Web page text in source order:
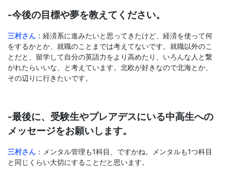
-今後の目標や夢を教えてください。
三村さん ：経済系に進みたいと思ってきたけど、経済を使って何
をするかとか、就職のことまでは考えてないです。就職以外のこ
とだと、留学して自分の英語力をより高めたり、いろんな人と繋
がれたらいいな、と考えています。北欧が好きなので北海とか、
その辺りに行きたいです。
-最後に、受験生やプレアデスにいる中高生への
メッセージをお願いします。
三村さん ：メンタル管理も1科目、ですかね。メンタルも1つ科目
と同じくらい大切にすることだと思います。